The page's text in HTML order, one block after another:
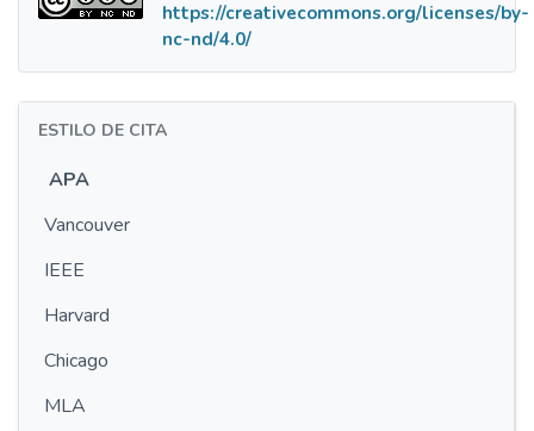
https://creativecommons.org/licenses/by-
nc-nd/4.0/
ESTILO DE CITA
APA
Vancouver
IEEE
Harvard
Chicago
MLA